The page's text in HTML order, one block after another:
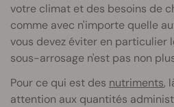
votre climat et des besoins de
comme avec n'importe quelle
vous devez éviter en particulier
sous-arrosage n'est pas non
Pour ce qui est des nutriments,
attention aux quantités